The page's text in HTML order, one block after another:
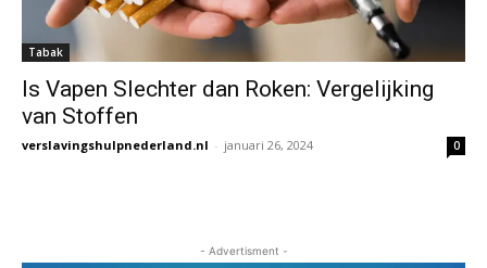
Tabak
Is Vapen Slechter dan Roken: Vergelijking
van Stoffen
verslavingshulpnederland.nl - januari 26, 2024 0
- Advertisment -